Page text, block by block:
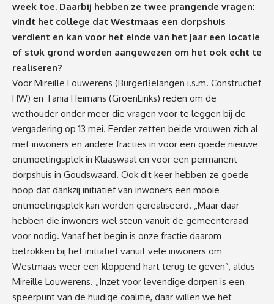
week toe. Daarbij hebben ze twee prangende vragen:
vindt het college dat Westmaas een dorpshuis
verdient en kan voor het einde van het jaar een locatie
of stuk grond worden aangewezen om het ook echt te
realiseren?
Voor Mireille Louwerens (BurgerBelangen i.s.m. Constructief
HW) en Tania Heimans (GroenLinks) reden om de
wethouder onder meer die vragen voor te leggen bij de
vergadering op 13 mei. Eerder zetten beide vrouwen zich al
met inwoners en andere fracties in voor een goede nieuwe
ontmoetingsplek in Klaaswaal en voor een permanent
dorpshuis in Goudswaard. Ook dit keer hebben ze goede
hoop dat dankzij initiatief van inwoners een mooie
ontmoetingsplek kan worden gerealiseerd. „Maar daar
hebben die inwoners wel steun vanuit de gemeenteraad
voor nodig. Vanaf het begin is onze fractie daarom
betrokken bij het initiatief vanuit vele inwoners om
Westmaas weer een kloppend hart terug te geven”, aldus
Mireille Louwerens. „Inzet voor levendige dorpen is een
speerpunt van de huidige coalitie, daar willen we het